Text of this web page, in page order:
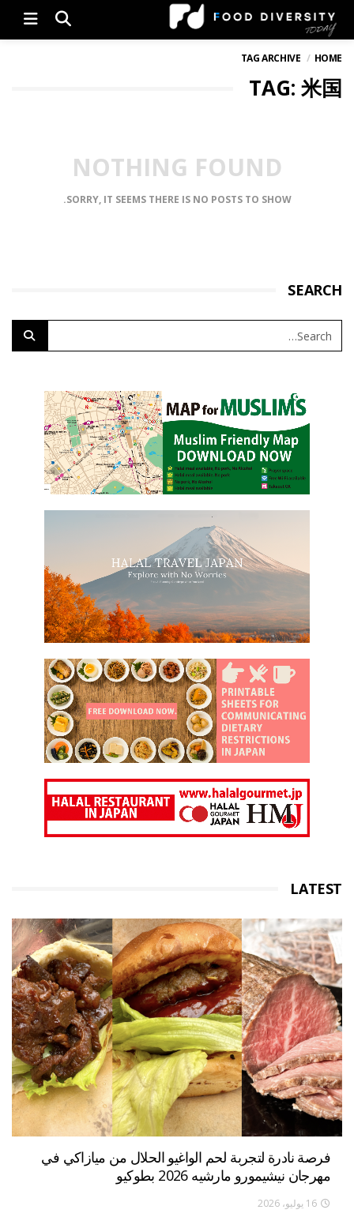
HOME
TAG ARCHIVE
TAG: 米国
NOTHING FOUND
SORRY, IT SEEMS THERE IS NO POSTS TO SHOW.
SEARCH
LATEST
فرصة نادرة لتجربة لحم الواغيو الحلال من ميازاكي في
مهرجان نيشيمورو مارشيه 2026 بطوكيو
16 يوليو، 2026